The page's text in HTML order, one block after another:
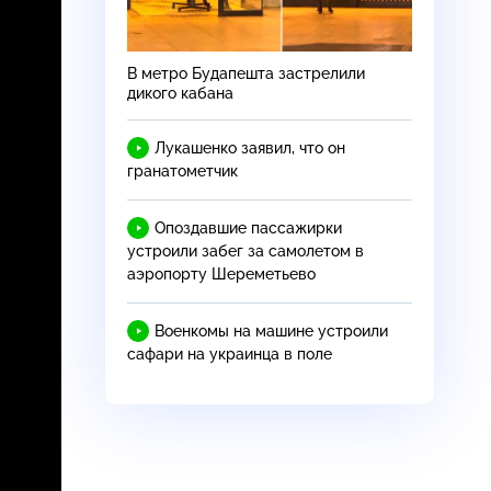
В метро Будапешта застрелили
дикого кабана
Лукашенко заявил, что он
гранатометчик
Опоздавшие пассажирки
устроили забег за самолетом в
аэропорту Шереметьево
Военкомы на машине устроили
сафари на украинца в поле